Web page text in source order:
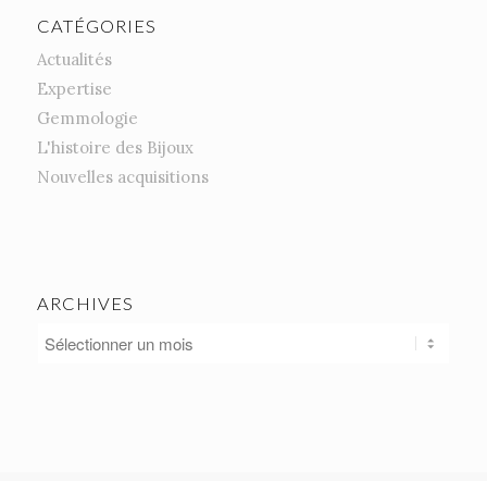
CATÉGORIES
Actualités
Expertise
Gemmologie
L'histoire des Bijoux
Nouvelles acquisitions
ARCHIVES